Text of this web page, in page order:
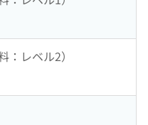
レベル2）